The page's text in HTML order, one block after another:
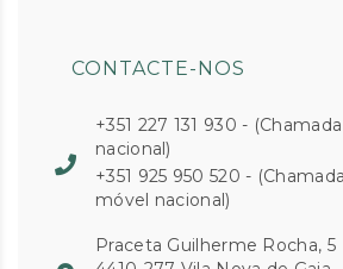
CONTACTE-NOS
+351 227 131 930 -
nacional)
+351 925 950 520 -
móvel nacional)
Praceta Guilherme Rocha, 5